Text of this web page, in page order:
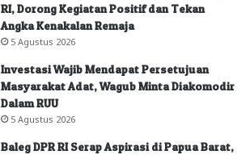
RI, Dorong Kegiatan Positif dan Tekan
Angka Kenakalan Remaja
5 Agustus 2026
Investasi Wajib Mendapat Persetujuan
Masyarakat Adat, Wagub Minta Diakomodir
Dalam RUU
5 Agustus 2026
Baleg DPR RI Serap Aspirasi di Papua Barat,